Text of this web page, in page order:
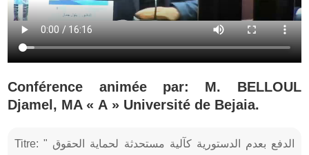
Conférence animée par: M. BELLOUL
Djamel, MA « A » Université de Bejaia.
Titre: " الدفع بعدم الدستورية كآلية مستحدثة لحماية الحقوق